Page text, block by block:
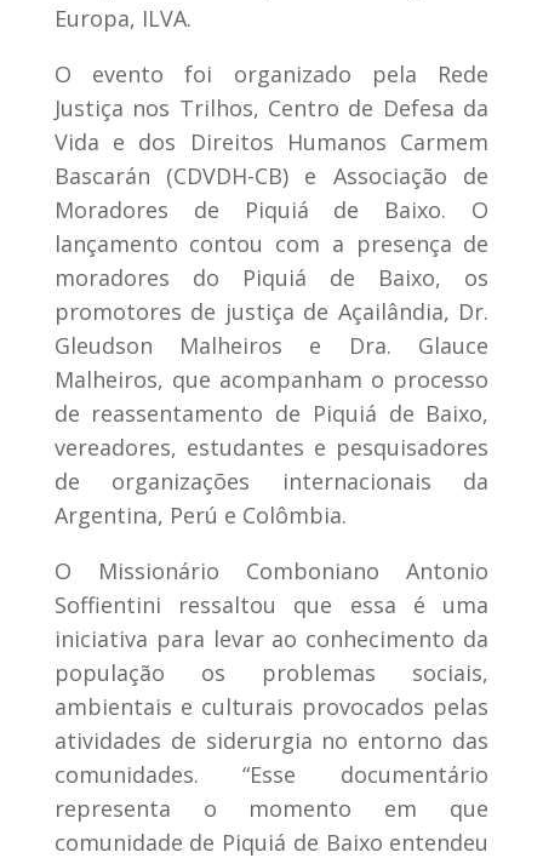
Europa, ILVA.
O evento foi organizado pela Rede
Justiça nos Trilhos, Centro de Defesa da
Vida e dos Direitos Humanos Carmem
Bascarán (CDVDH-CB) e Associação de
Moradores de Piquiá de Baixo. O
lançamento contou com a presença de
moradores do Piquiá de Baixo, os
promotores de justiça de Açailândia, Dr.
Gleudson Malheiros e Dra. Glauce
Malheiros, que acompanham o processo
de reassentamento de Piquiá de Baixo,
vereadores, estudantes e pesquisadores
de organizações internacionais da
Argentina, Perú e Colômbia.
O Missionário Comboniano Antonio
Soffientini ressaltou que essa é uma
iniciativa para levar ao conhecimento da
população os problemas sociais,
ambientais e culturais provocados pelas
atividades de siderurgia no entorno das
comunidades. “Esse documentário
representa o momento em que
comunidade de Piquiá de Baixo entendeu